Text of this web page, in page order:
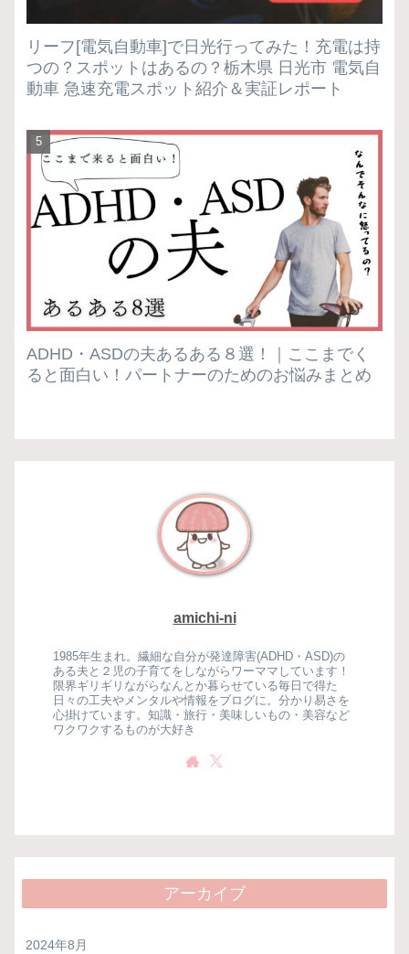
リーフ[電気自動車]で日光行ってみた！充電は持
つの？スポットはあるの？栃木県 日光市 電気自
動車 急速充電スポット紹介＆実証レポート
ADHD・ASDの夫あるある８選！｜ここまでく
ると面白い！パートナーのためのお悩みまとめ
amichi-ni
1985年生まれ。繊細な自分が発達障害(ADHD・ASD)の
ある夫と２児の子育てをしながらワーママしています！
限界ギリギリながらなんとか暮らせている毎日で得た
日々の工夫やメンタルや情報をブログに。分かり易さを
心掛けています。知識・旅行・美味しいもの・美容など
ワクワクするものが大好き
アーカイブ
2024年8月